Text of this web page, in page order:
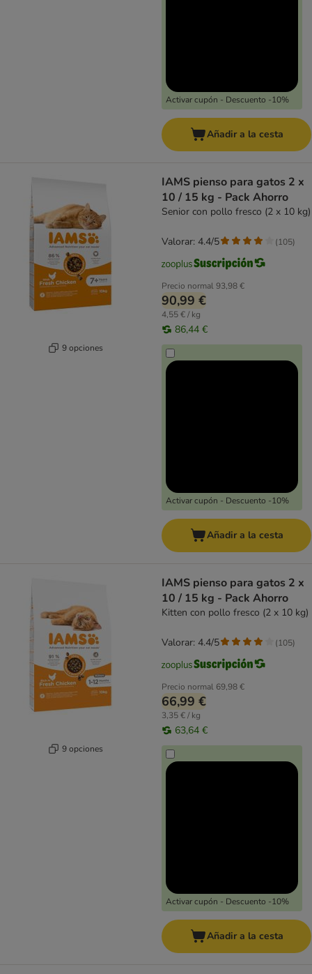
Activar cupón - Descuento -10%
Añadir a la cesta
9 opciones
IAMS pienso para gatos 2 x
10 / 15 kg - Pack Ahorro
Senior con pollo fresco (2 x 10 kg)
Precio normal93,98 €
90,99 €
4,55 € / kg
86,44 €
Activar cupón - Descuento -10%
Valorar: 4.4/5 (105)
Añadir a la cesta
9 opciones
IAMS pienso para gatos 2 x
10 / 15 kg - Pack Ahorro
Kitten con pollo fresco (2 x 10 kg)
Precio normal 69,98 €
66,99 €
3,35 € / kg
63,64 €
Activar cupón - Descuento -10%
Valorar: 4.4/5 (105)
Añadir a la cesta